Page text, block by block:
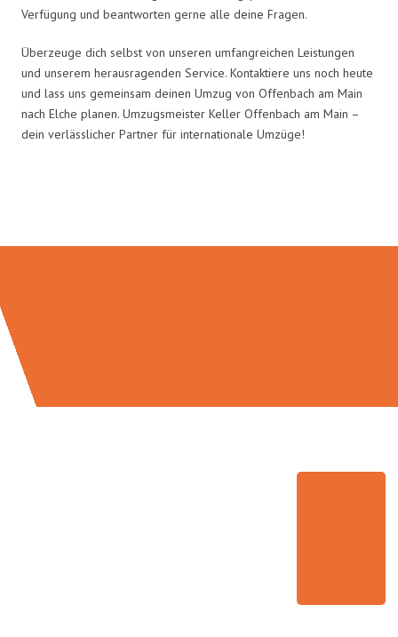
Verfügung und beantworten gerne alle deine Fragen.
Überzeuge dich selbst von unseren umfangreichen Leistungen
und unserem herausragenden Service. Kontaktiere uns noch heute
und lass uns gemeinsam deinen Umzug von Offenbach am Main
nach Elche planen. Umzugsmeister Keller Offenbach am Main –
dein verlässlicher Partner für internationale Umzüge!